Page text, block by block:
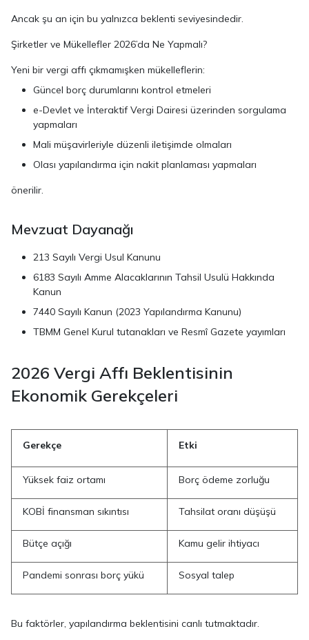
Ancak şu an için bu yalnızca beklenti seviyesindedir.
Şirketler ve Mükellefler 2026’da Ne Yapmalı?
Yeni bir vergi affı çıkmamışken mükelleflerin:
Güncel borç durumlarını kontrol etmeleri
e-Devlet ve İnteraktif Vergi Dairesi üzerinden sorgulama
yapmaları
Mali müşavirleriyle düzenli iletişimde olmaları
Olası yapılandırma için nakit planlaması yapmaları
önerilir.
Mevzuat Dayanağı
213 Sayılı Vergi Usul Kanunu
6183 Sayılı Amme Alacaklarının Tahsil Usulü Hakkında
Kanun
7440 Sayılı Kanun (2023 Yapılandırma Kanunu)
TBMM Genel Kurul tutanakları ve Resmî Gazete yayımları
2026 Vergi Affı Beklentisinin
Ekonomik Gerekçeleri
Gerekçe Etki
Yüksek faiz ortamı Borç ödeme zorluğu
KOBİ finansman sıkıntısı Tahsilat oranı düşüşü
Bütçe açığı Kamu gelir ihtiyacı
Pandemi sonrası borç yükü Sosyal talep
Bu faktörler, yapılandırma beklentisini canlı tutmaktadır.